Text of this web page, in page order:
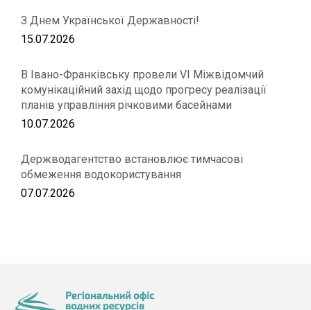
З Днем Української Державності!
15.07.2026
В Івано-Франківську провели VІ Міжвідомчий
комунікаційний захід щодо прогресу реалізації
планів управління річковими басейнами
10.07.2026
Держводагентство встановлює тимчасові
обмеження водокористування
07.07.2026